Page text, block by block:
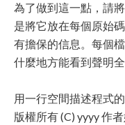
為了做到這一點，請
是將它放在每個原始
有擔保的信息。每個
什麼地方能看到聲明全
用一行空間描述程式
版權所有 (C) yyyy 作